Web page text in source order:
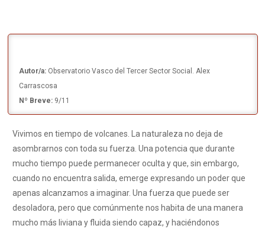
Autor/a: Observatorio Vasco del Tercer Sector Social. Alex
Carrascosa
Nº Breve: 9/11
Vivimos en tiempo de volcanes. La naturaleza no deja de
asombrarnos con toda su fuerza. Una potencia que durante
mucho tiempo puede permanecer oculta y que, sin embargo,
cuando no encuentra salida, emerge expresando un poder que
apenas alcanzamos a imaginar. Una fuerza que puede ser
desoladora, pero que comúnmente nos habita de una manera
mucho más liviana y fluida siendo capaz, y haciéndonos